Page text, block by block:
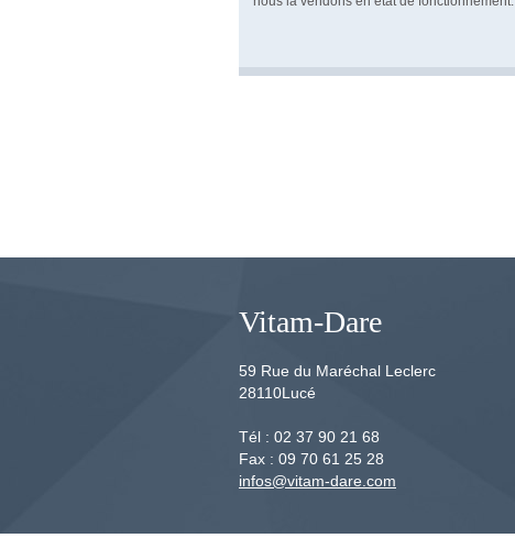
Vitam-Dare
59 Rue du Maréchal Leclerc
28110Lucé
Tél : 02 37 90 21 68
Fax : 09 70 61 25 28
infos@vitam-dare.com